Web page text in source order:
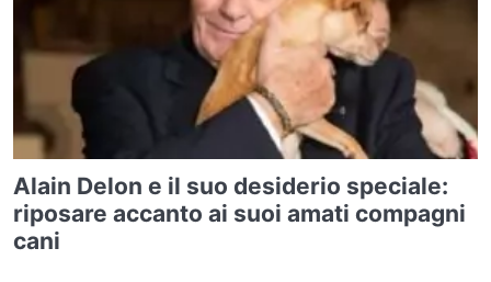
Alain Delon e il suo desiderio speciale:
riposare accanto ai suoi amati compagni
cani